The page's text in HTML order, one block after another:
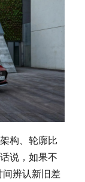
构、轮廓比
说，如果不
辨认新旧差